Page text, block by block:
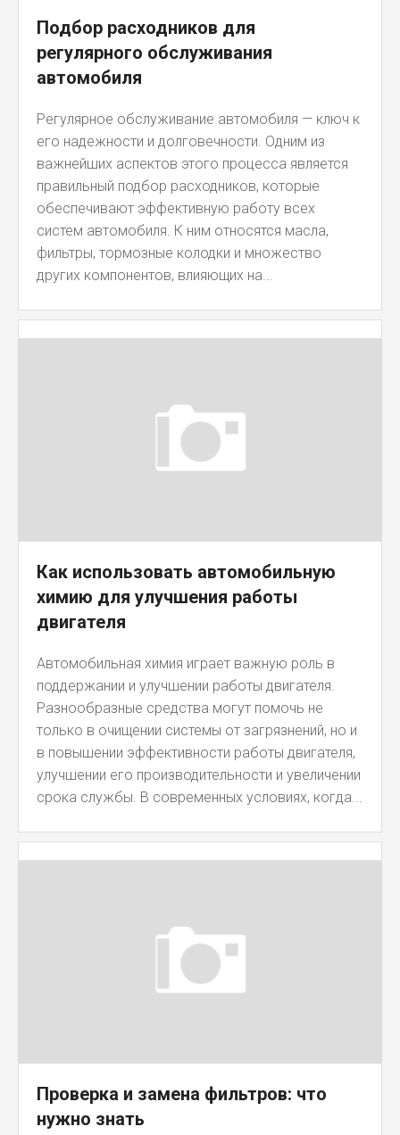
Подбор расходников для
регулярного обслуживания
автомобиля
Регулярное обслуживание автомобиля — ключ к
его надежности и долговечности. Одним из
важнейших аспектов этого процесса является
правильный подбор расходников, которые
обеспечивают эффективную работу всех
систем автомобиля. К ним относятся масла,
фильтры, тормозные колодки и множество
других компонентов, влияющих на...
Как использовать автомобильную
химию для улучшения работы
двигателя
Автомобильная химия играет важную роль в
поддержании и улучшении работы двигателя.
Разнообразные средства могут помочь не
только в очищении системы от загрязнений, но и
в повышении эффективности работы двигателя,
улучшении его производительности и увеличении
срока службы. В современных условиях, когда...
Проверка и замена фильтров: что
нужно знать